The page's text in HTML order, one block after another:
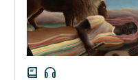
Zasady wykorzystania
Wolnych Lektur
Logotypy